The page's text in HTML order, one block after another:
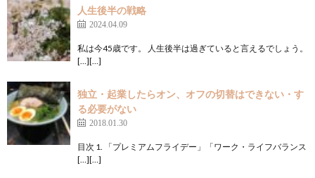
人生後半の戦略
2024.04.09
私は今45歳です。 人生後半は過ぎていると言えるでしょう。
[…][…]
独立・起業したらオン、オフの切替はできない・す
る必要がない
2018.01.30
目次 1. 「プレミアムフライデー」「ワーク・ライフバランス
[…][…]